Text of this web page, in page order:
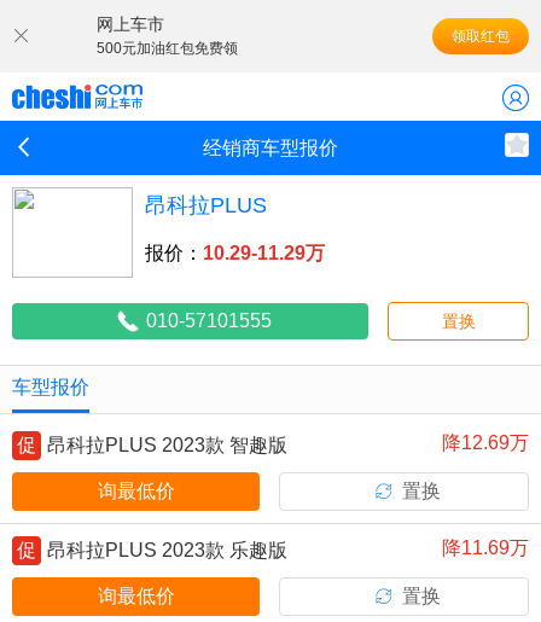
网上车市
500元加油红包免费领
领取红包
经销商车型报价
昂科拉PLUS
报价： 10.29-11.29万
010-57101555 置换
车型报价
促 昂科拉PLUS 2023款 智趣版 降12.69万
询最低价 置换
促 昂科拉PLUS 2023款 乐趣版 降11.69万
询最低价 置换